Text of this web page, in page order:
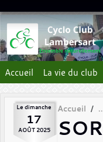
Accueil La vie du club
Le dimanche
17
AOÛT 2025
Accueil